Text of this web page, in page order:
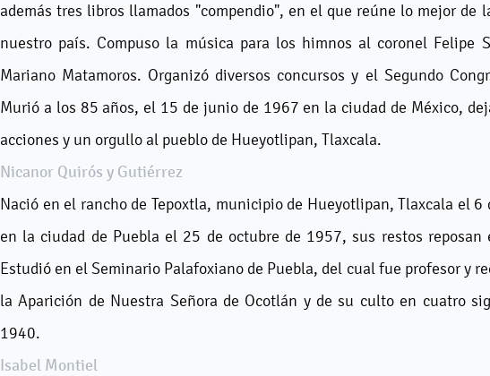
además tres libros llamados "compendio", en el que reúne lo mejor de
nuestro país. Compuso la música para los himnos al coronel Felipe
Mariano Matamoros. Organizó diversos concursos y el Segundo
Murió a los 85 años, el 15 de junio de 1967 en la ciudad de México,
acciones y un orgullo al pueblo de Hueyotlipan, Tlaxcala.
Nicanor Quirós y Gutiérrez
Nació en el rancho de Tepoxtla, municipio de Hueyotlipan, Tlaxcala el
en la ciudad de Puebla el 25 de octubre de 1957, sus restos reposan
Estudió en el Seminario Palafoxiano de Puebla, del cual fue profesor y
la Aparición de Nuestra Señora de Ocotlán y de su culto en cuatro
1940.
Isabel Montiel